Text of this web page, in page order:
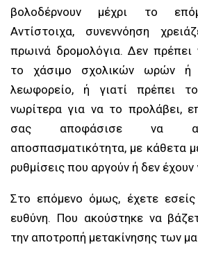
βολοδέρνουν μέχρι το
Αντίστοιχα, συνεννόηση
πρωινά δρομολόγια. Δεν πρέπει
το χάσιμο σχολικών ωρών ή
λεωφορείο, ή γιατί πρέπει
νωρίτερα για να το προλάβει,
σας αποφάσισε να
αποσπασματικότητα, με κάθετα
ρυθμίσεις που αργούν ή δεν έχουν
Στο επόμενο όμως, έχετε εσείς
ευθύνη. Που ακούστηκε να
την αποτροπή μετακίνησης των